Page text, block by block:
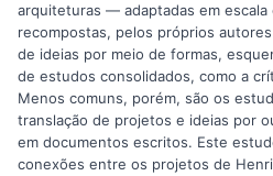
arquiteturas — adaptadas em escala
recompostas, pelos próprios
de ideias por meio de formas,
de estudos consolidados, como a
Menos comuns, porém, são os
translação de projetos e ideias por
em documentos escritos. Este
conexões entre os projetos de